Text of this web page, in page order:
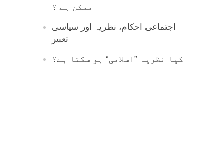
ممکن ہے ؟
اجتماعی احکام، نظریہ اور سیاسی
تعبیر
کیا نظریہ ”اسلامی“ ہو سکتا ہے؟